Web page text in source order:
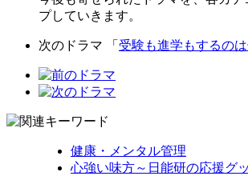
プしていきます。
次のドラマ 「 受験も進学もするのは
健康・メンタル管理
心強い味方～日能研の応援グ